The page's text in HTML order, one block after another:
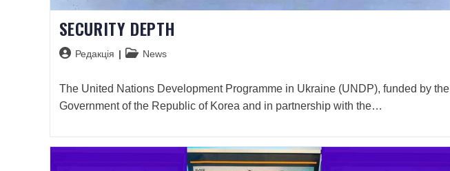
SECURITY DEPTH
Редакція News
The United Nations Development Programme in Ukraine (UNDP), funded by the
Government of the Republic of Korea and in partnership with the…